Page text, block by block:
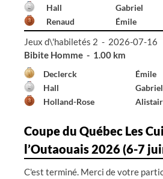
Hall
Gabriel
Renaud
Émile
Jeux d\'habiletés 2 - 2026-07-16
Bibite Homme - 1.00 km
Declerck Émile
Hall
Gabriel
Holland-Rose
Alistair
Coupe du Québec Les
l’Outaouais 2026 (6-7
C'est terminé. Merci de votre